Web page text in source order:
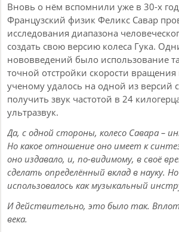
Вновь о нём вспомнили уже в 30-х
Французский физик Феликс Савар
исследования диапазона
создать свою версию колеса Гука.
нововведений было использование
точной отстройки скорости вращения
ученому удалось на одной из версий
получить звук частотой в 24
ультразвук.
Да, с одной стороны, колесо Савара –
Но какое отношение оно имеет к
оно издавало, и, по-видимому, в своё
сделать определённый вклад в науку.
использовалось как музыкальный
И действительно, это было так.
века.